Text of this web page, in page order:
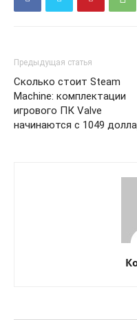
Предыдущая статья
Сколько стоит Steam
Machine: комплектации
игрового ПК Valve
начинаются с 1049